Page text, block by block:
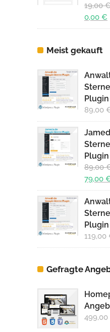
19,00
Preis
19,00 €
0,00 €
ist:
Meist gekauft
89,00
Plugin
89,00
Preis
war:
89,00 €
79,00
Preis
ist:
79,00 €.
119,00
Gefragte
499,00